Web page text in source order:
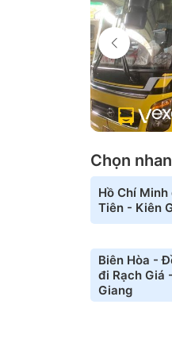
Chọn
Hồ Chí Minh
Tiên - Kiên
Biên Hòa -
đi Rạch Giá
Giang